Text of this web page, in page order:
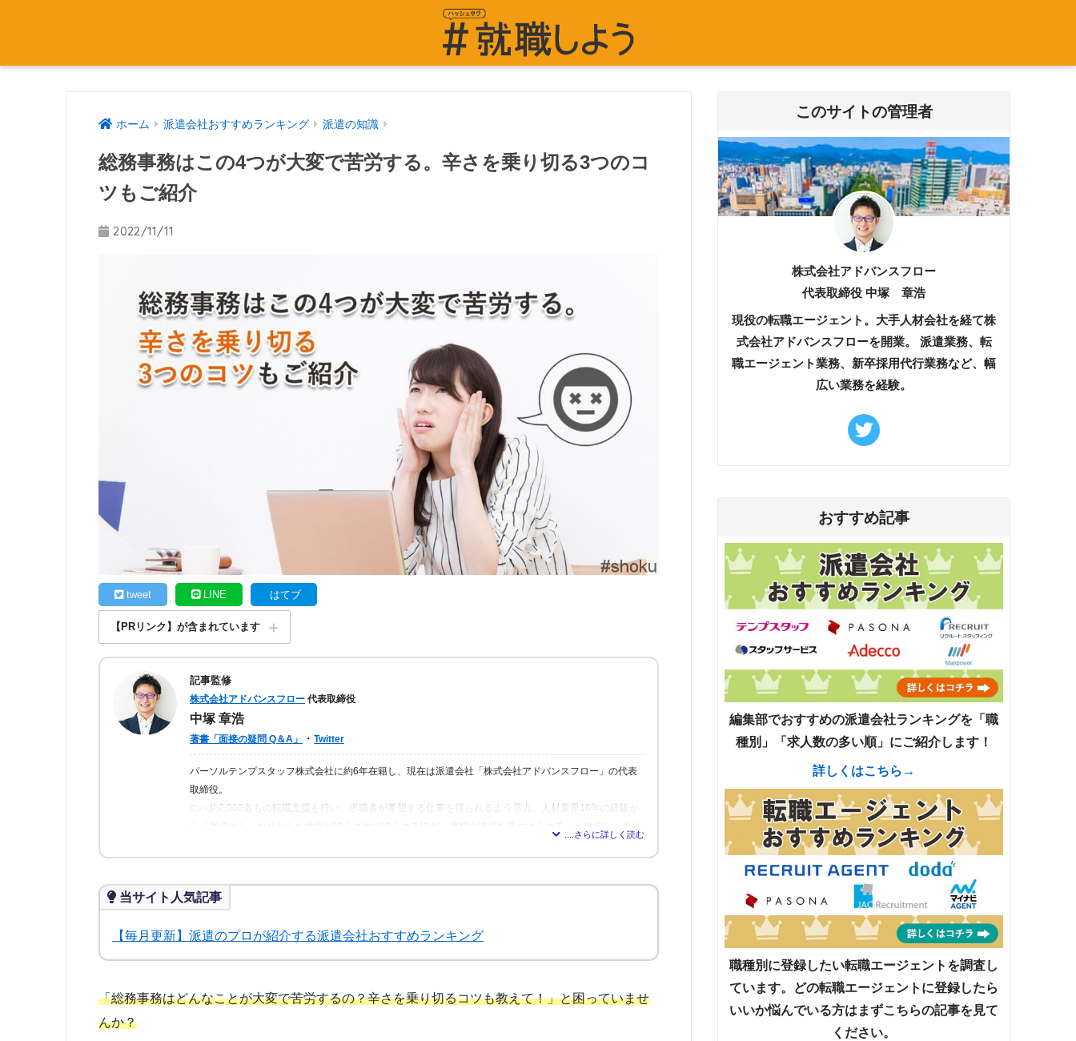
ホーム 派遣会社おすすめランキング 派遣の知識
総務事務はこの4つが大変で苦労する。辛さを乗り切る3つのコ
ツもご紹介
2022/11/11
tweet LINE はてブ
【PRリンク】が含まれています
記事監修
株式会社アドバンスフロー 代表取締役
中塚 章浩
著書「面接の疑問 Q＆A」 ・ Twitter
パーソルテンプスタッフ株式会社に約6年在籍し、現在は派遣会社「株式会社アドバンスフロー」の代表
取締役。
のべ約2,000名もの転職支援を行い、求職者が希望する仕事を得られるよう尽力。人材業界16年の経験か
当サイト人気記事
【毎月更新】派遣のプロが紹介する派遣会社おすすめランキング
「総務事務はどんなことが大変で苦労するの？辛さを乗り切るコツも教えて！」と困っていませ
んか？
このサイトの管理者
株式会社アドバンスフロー
代表取締役 中塚 章浩
現役の転職エージェント。大手人材会社を経て株
式会社アドバンスフローを開業。 派遣業務、転
職エージェント業務、新卒採用代行業務など、幅
広い業務を経験。
おすすめ記事
編集部でおすすめの派遣会社ランキングを「職
種別」「求人数の多い順」にご紹介します！
詳しくはこちら→
職種別に登録したい転職エージェントを調査し
ています。どの転職エージェントに登録したら
いいか悩んでいる方はまずこちらの記事を見て
ください。